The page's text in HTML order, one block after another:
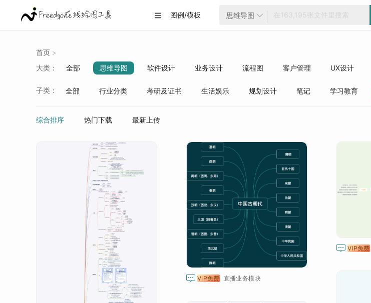
 图例/模板 思维导图 
首页 >
大类： 全部 思维导图 软件设计 业务设计 流程图 客户管理 UX设计
子类： 全部 行业分类 考研及证书 生活娱乐 规划设计 笔记 学习教育
综合排序 热门下载 最新上传
 VIP免费 直播业务模块
 VIP免费